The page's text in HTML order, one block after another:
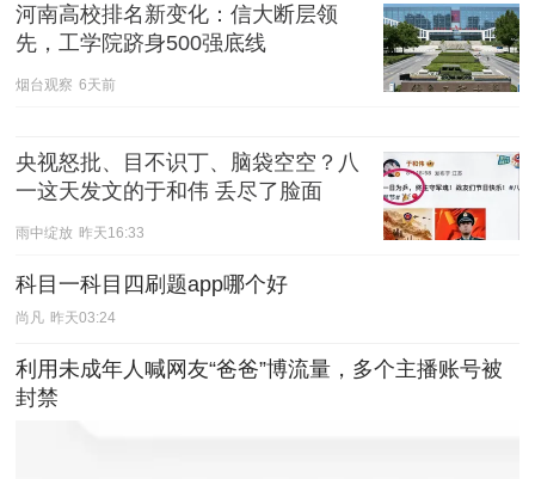
河南高校排名新变化：信大断层领
先，工学院跻身500强底线
烟台观察 6天前
央视怒批、目不识丁、脑袋空空？八
一这天发文的于和伟 丢尽了脸面
雨中绽放 昨天16:33
科目一科目四刷题app哪个好
尚凡 昨天03:24
利用未成年人喊网友“爸爸”博流量，多个主播账号被
封禁